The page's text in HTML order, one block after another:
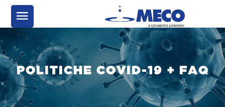
POLITICHE COVID-19 + FAQ